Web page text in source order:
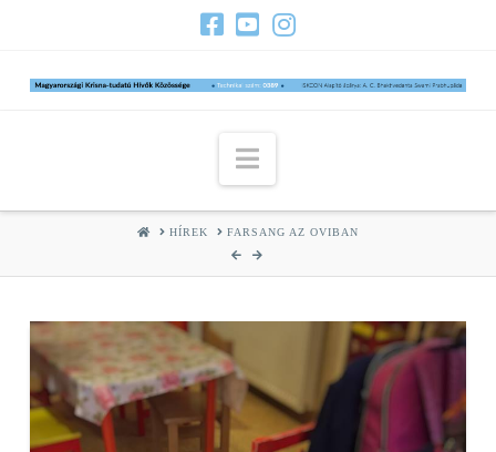
Navigation
HOMEHÍREK FARSANG AZ OVIBAN